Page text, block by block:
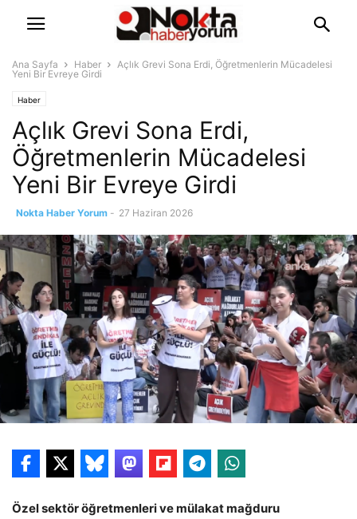
Ana Sayfa Haber
Açlık Grevi Sona Erdi, Öğretmenlerin Mücadelesi
Yeni Bir Evreye Girdi
Haber
Açlık Grevi Sona Erdi,
Öğretmenlerin Mücadelesi
Yeni Bir Evreye Girdi
Nokta Haber Yorum - 27 Haziran 2026
Özel sektör öğretmenleri ve mülakat mağduru